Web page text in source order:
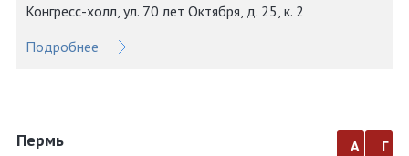
Конгресс-холл, ул. 70 лет Октября, д. 25, к. 2
Подробнее
Пермь а г